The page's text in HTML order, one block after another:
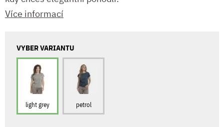
Více informací
VYBER VARIANTU
light grey petrol